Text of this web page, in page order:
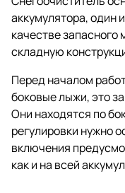
аккумулятора, один
качестве запасного
складную
Перед началом
боковые лыжи, это
Они находятся по
регулировки нужно
включения
как и на всей